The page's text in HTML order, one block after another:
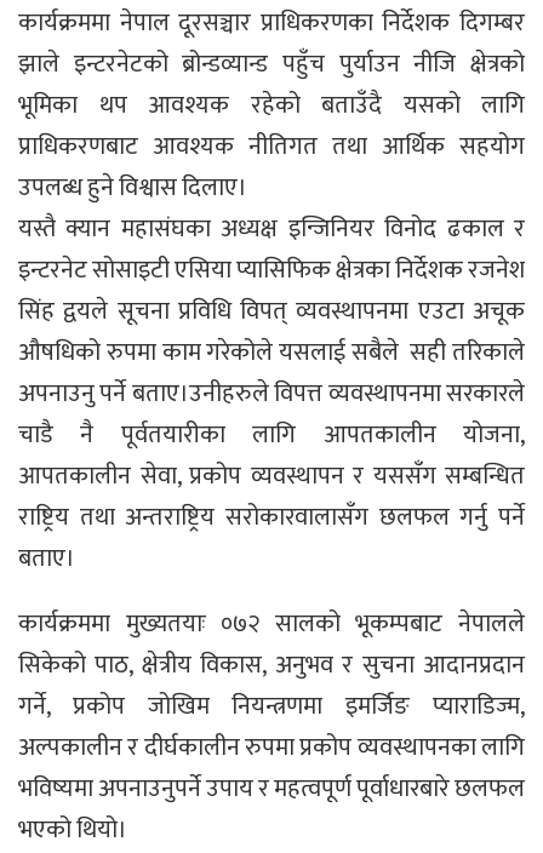
कार्यक्रममा नेपाल दूरसञ्चार प्राधिकरणका निर्देशक दिगम्बर
झाले इन्टरनेटको ब्रोन्डव्यान्ड पहुँच पुर्याउन नीजि क्षेत्रको
भूमिका थप आवश्यक रहेको बताउँदै यसको लागि
प्राधिकरणबाट आवश्यक नीतिगत तथा आर्थिक सहयोग
उपलब्ध हुने विश्वास दिलाए।
यस्तै क्यान महासंघका अध्यक्ष इन्जिनियर विनोद ढकाल र
इन्टरनेट सोसाइटी एसिया प्यासिफिक क्षेत्रका निर्देशक रजनेश
सिंह द्वयले सूचना प्रविधि विपत् व्यवस्थापनमा एउटा अचूक
औषधिको रुपमा काम गरेकोले यसलाई सबैले सही तरिकाले
अपनाउनु पर्ने बताए।उनीहरुले विपत्त व्यवस्थापनमा सरकारले
चाडै नै पूर्वतयारीका लागि आपतकालीन योजना,
आपतकालीन सेवा, प्रकोप व्यवस्थापन र यससँग सम्बन्धित
राष्ट्रिय तथा अन्तराष्ट्रिय सरोकारवालासँग छलफल गर्नु पर्ने
बताए।
कार्यक्रममा मुख्यतयाः ०७२ सालको भूकम्पबाट नेपालले
सिकेको पाठ, क्षेत्रीय विकास, अनुभव र सुचना आदानप्रदान
गर्ने, प्रकोप जोखिम नियन्त्रणमा इमर्जिङ प्याराडिज्म,
अल्पकालीन र दीर्घकालीन रुपमा प्रकोप व्यवस्थापनका लागि
भविष्यमा अपनाउनुपर्ने उपाय र महत्वपूर्ण पूर्वाधारबारे छलफल
भएको थियो।